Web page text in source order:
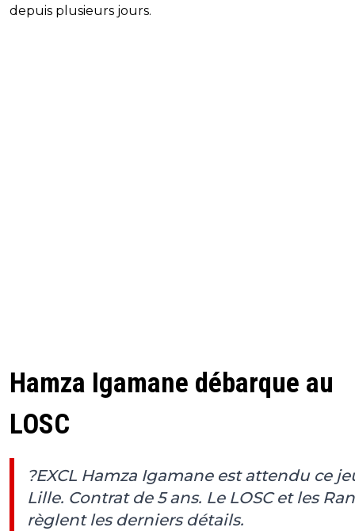
depuis plusieurs jours.
Hamza Igamane débarque au
LOSC
?EXCL Hamza Igamane est attendu ce
Lille. Contrat de 5 ans. Le LOSC et les
règlent les derniers détails.